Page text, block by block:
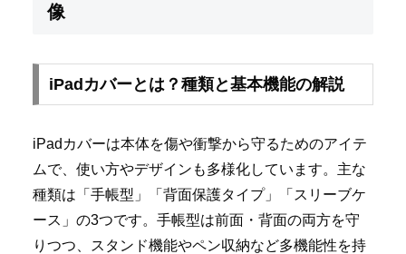
像
iPadカバーとは？種類と基本機能の解説
iPadカバーは本体を傷や衝撃から守るためのアイテ
ムで、使い方やデザインも多様化しています。主な
種類は「手帳型」「背面保護タイプ」「スリーブケ
ース」の3つです。手帳型は前面・背面の両方を守
りつつ、スタンド機能やペン収納など多機能性を持